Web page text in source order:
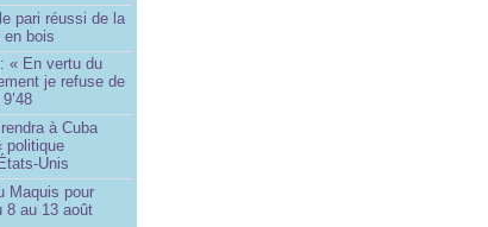
pari réussi de la
en bois
« En vertu du
je refuse de
à Cuba
politique
Unis
Maquis pour
8 au 13 août